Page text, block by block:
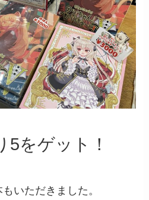
5をゲット！
いただきました。